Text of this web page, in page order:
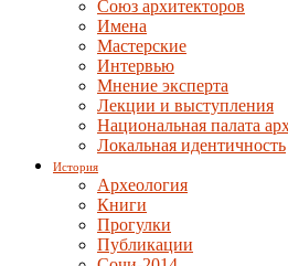
Союз архитекторов
Имена
Мастерские
Интервью
Мнение эксперта
Лекции и выступления
Национальная палата
Локальная идентичность
История
Археология
Книги
Прогулки
Публикации